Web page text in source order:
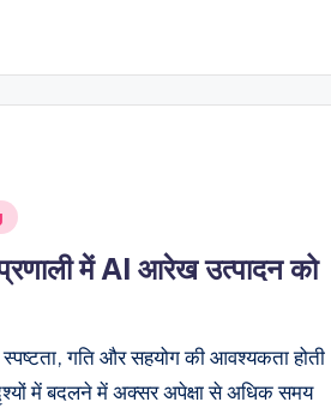
में AI आरेख उत्पादन को
गति और सहयोग की आवश्यकता होती
में बदलने में अक्सर अपेक्षा से अधिक समय